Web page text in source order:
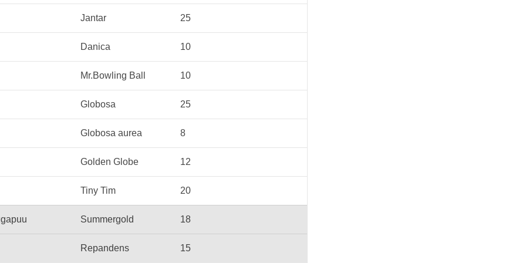
Jantar 25
Danica 10
Mr.Bowling Ball 10
Globosa 25
Globosa aurea 8
Golden Globe 12
Tiny Tim 20
Summergold 18
Repandens 15